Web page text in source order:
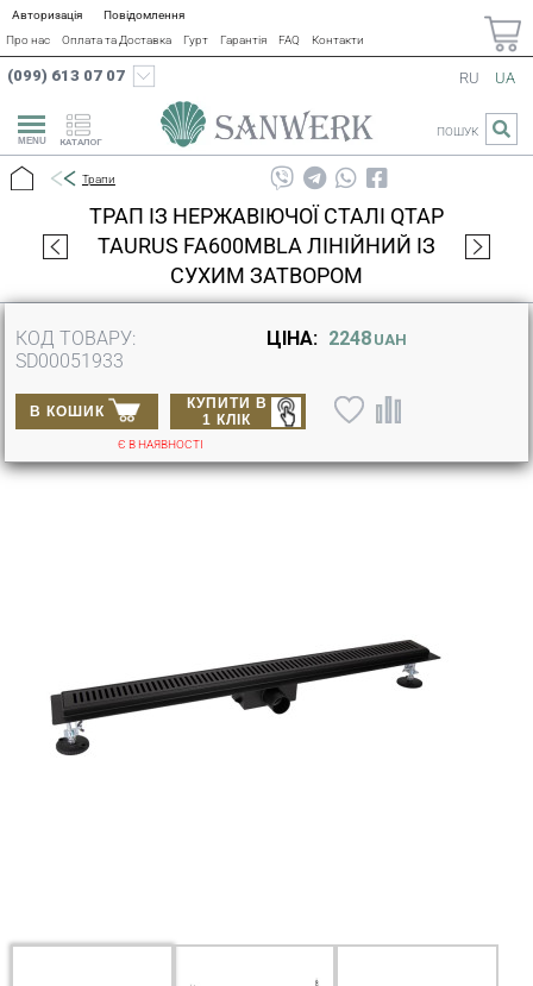
Авторизація
Повідомлення
Про нас
Оплата та Доставка Гурт Гарантія FAQ Контакти
(099) 613 07 07
КАТАЛОГ
RU UA
ПОШУК
Трапи
ТРАП ІЗ НЕРЖАВІЮЧОЇ СТАЛІ QTAP
TAURUS FA600MBLA ЛІНІЙНИЙ ІЗ
СУХИМ ЗАТВОРОМ
КОД ТОВАРУ:
SD00051933
ЦІНА: 2248 UAH
В КОШИК
КУПИТИ В
1 КЛІК
Є В НАЯВНОСТІ